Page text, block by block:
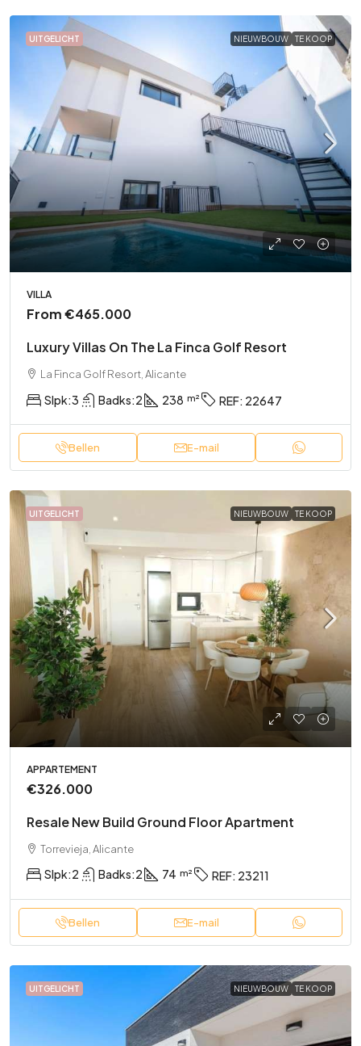
UITGELICHT NIEUWBOUW TE KOOP
VILLA
From€465.000
Luxury Villas On The La Finca Golf Resort
La Finca Golf Resort, Alicante
Slpk:3 Badks:2 238 REF: 22647
Bellen E-mail
UITGELICHT NIEUWBOUW TE KOOP
APPARTEMENT
€326.000
Resale New Build Ground Floor Apartment
Torrevieja, Alicante
Slpk:2 Badks:2 74 REF: 23211
Bellen E-mail
UITGELICHT NIEUWBOUW TE KOOP